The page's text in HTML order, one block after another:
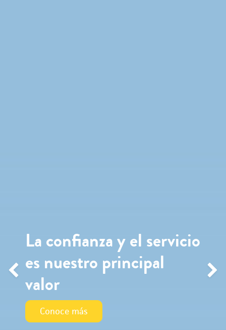
La confianza y el servicio
es nuestro principal
valor
Conoce más
Anterior